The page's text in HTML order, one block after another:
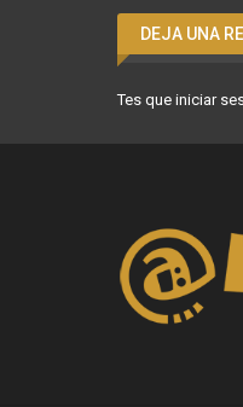
DEJA UNA
Tes que iniciar